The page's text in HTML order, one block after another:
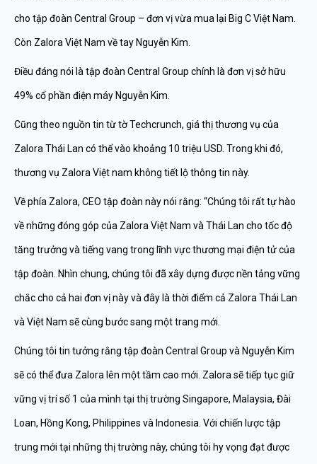
cho tập đoàn Central Group – đơn vị vừa mua lại Big C Việt Nam.
Còn Zalora Việt Nam về tay Nguyễn Kim.
Điều đáng nói là tập đoàn Central Group chính là đơn vị sở hữu
49% cổ phần điện máy Nguyễn Kim.
Cũng theo nguồn tin từ tờ Techcrunch, giá thị thương vụ của
Zalora Thái Lan có thể vào khoảng 10 triệu USD. Trong khi đó,
thương vụ Zalora Việt nam không tiết lộ thông tin này.
Về phía Zalora, CEO tập đoàn này nói rằng: “Chúng tôi rất tự hào
về những đóng góp của Zalora Việt Nam và Thái Lan cho tốc độ
tăng trưởng và tiếng vang trong lĩnh vực thương mại điện tử của
tập đoàn. Nhìn chung, chúng tôi đã xây dựng được nền tảng vững
chắc cho cả hai đơn vị này và đây là thời điểm cả Zalora Thái Lan
và Việt Nam sẽ cùng bước sang một trang mới.
Chúng tôi tin tưởng rằng tập đoàn Central Group và Nguyễn Kim
sẽ có thể đưa Zalora lên một tầm cao mới. Zalora sẽ tiếp tục giữ
vững vị trí số 1 của mình tại thị trường Singapore, Malaysia, Đài
Loan, Hồng Kong, Philippines và Indonesia. Với chiến lược tập
trung mới tại những thị trường này, chúng tôi hy vọng đạt được